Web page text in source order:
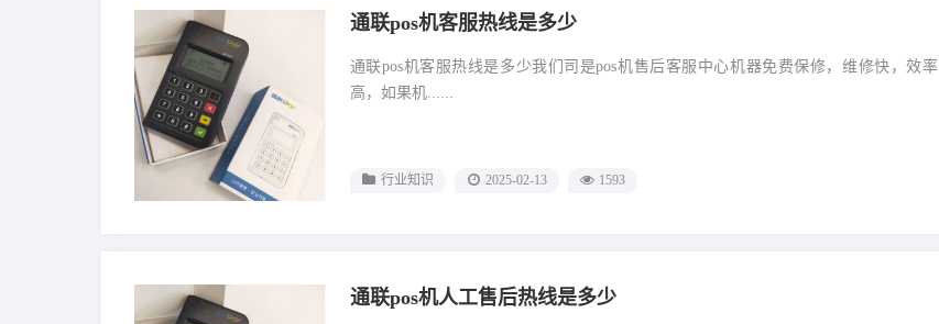
通联pos机客服热线是多少
通联pos机客服热线是多少我们司是pos机售后客服中心机器免费保修，维修快，效率
高，如果机......
行业知识 2025-02-13 1593
通联pos机人工售后热线是多少